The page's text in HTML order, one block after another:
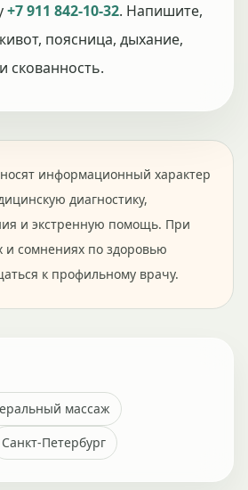
+7 911 842-10-32. Напишите,
поясница, дыхание,
скованность.
информационный характер
диагностику,
и экстренную помощь. При
и сомнениях по здоровью
к профильному врачу.
массаж
Санкт-Петербург